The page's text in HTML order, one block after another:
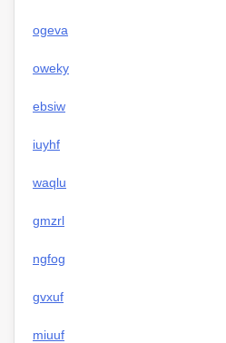
ogeva
oweky
ebsiw
iuyhf
waqlu
gmzrl
ngfog
gvxuf
miuuf